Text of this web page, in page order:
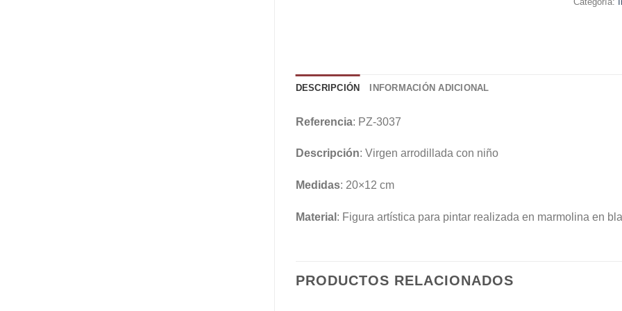
DESCRIPCIÓN INFORMACIÓN ADICIONAL
Referencia: PZ-3037
Descripción: Virgen arrodillada con niño
Medidas: 20×12 cm
Material : Figura artística para pintar realizada en marmolina en
PRODUCTOS RELACIONADOS